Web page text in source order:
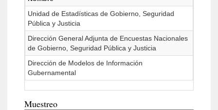
Unidad de Estadísticas de Gobierno, Seguridad
Pública y Justicia
Dirección General Adjunta de Encuestas Nacionales
de Gobierno, Seguridad Pública y Justicia
Dirección de Modelos de Información
Gubernamental
Muestreo